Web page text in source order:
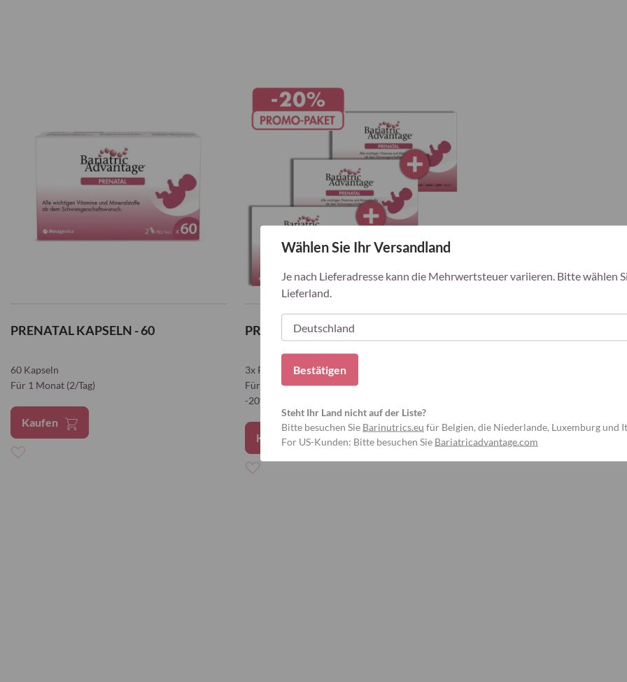
PRENATAL KAPSELN - 60
60 Kapseln
Für 1 Monat (2/Tag)
Kaufen
PROMO-PAKET Prenatal (3 Monate)
3x Prenatal (3x60 Kapseln)
Für 3 Monate (2/Tag)
-20% Rabatt
Kaufen
Wählen Sie Ihr Versandland
Je nach Lieferadresse kann die Mehrwertsteuer variieren. Bitte wählen
Lieferland.
Bestätigen
Steht Ihr Land nicht auf der Liste?
Bitte besuchen Sie Barinutrics.eu für Belgien, die Niederlande, Luxemburg und
For US-Kunden: Bitte besuchen Sie Bariatricadvantage.com